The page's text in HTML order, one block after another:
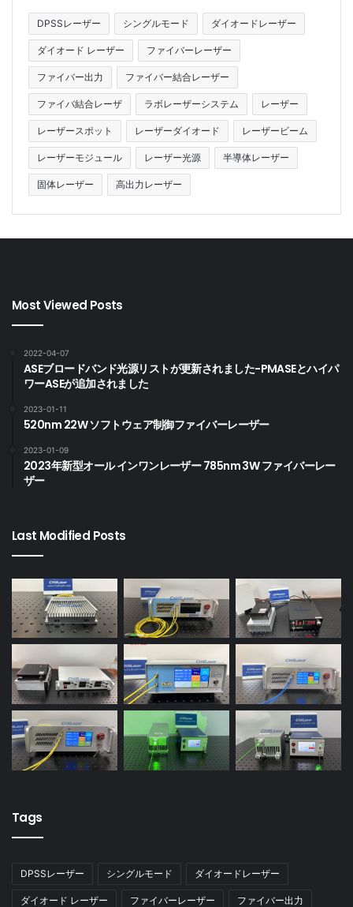
DPSSレーザー シングルモード ダイオードレーザー
ダイオード レーザー ファイバーレーザー
ファイバー出力 ファイバー結合レーザー
ファイバ結合レーザ ラボレーザーシステム レーザー
レーザースポット レーザーダイオード レーザービーム
レーザーモジュール レーザー光源 半導体レーザー
固体レーザー 高出力レーザー
Most Viewed Posts
2022-04-07
ASEブロードバンド光源リストが更新されました-PMASEとハイパ
ワーASEが追加されました
2023-01-11
520nm 22W ソフトウェア制御ファイバーレーザー
2023-01-09
2023年新型オール インワンレーザー 785nm 3W ファイバーレー
ザー
Last Modified Posts
Tags
DPSSレーザー シングルモード ダイオードレーザー
ダイオード レーザー ファイバーレーザー ファイバー出力